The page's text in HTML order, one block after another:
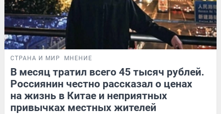
СТРАНА И МИР МНЕНИЕ
В месяц тратил всего 45 тысяч рублей.
Россиянин честно рассказал о ценах
на жизнь в Китае и неприятных
привычках местных жителей